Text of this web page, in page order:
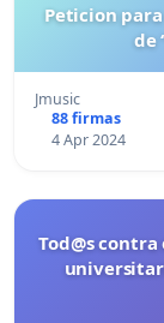
Peticion
de
Jmusic
88 firmas
4 Apr 2024
Tod@s